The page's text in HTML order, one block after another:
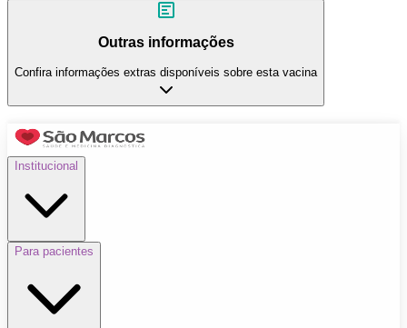
Outras informações
Confira informações extras disponíveis sobre esta vacina
Institucional
Para pacientes